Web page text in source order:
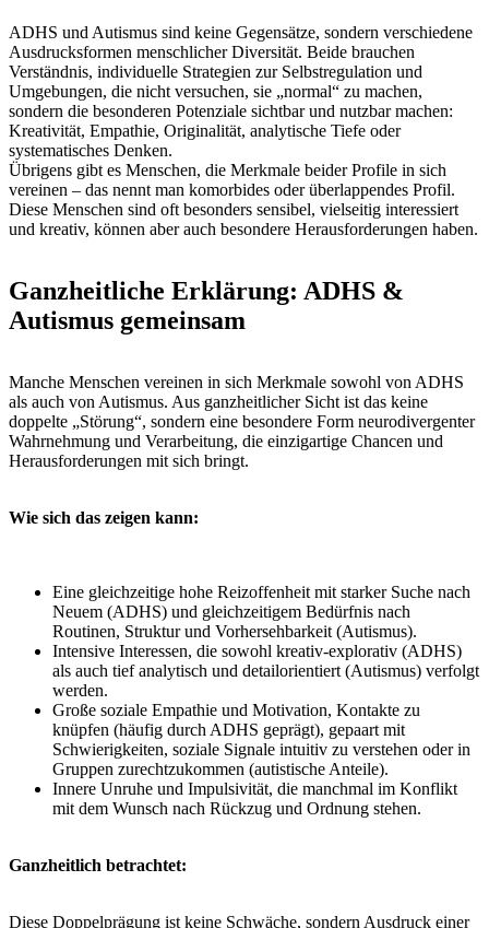
ADHS und Autismus sind keine Gegensätze, sondern verschiedene
Ausdrucksformen menschlicher Diversität. Beide brauchen
Verständnis, individuelle Strategien zur Selbstregulation und
Umgebungen, die nicht versuchen, sie „normal“ zu machen,
sondern die besonderen Potenziale sichtbar und nutzbar machen:
Kreativität, Empathie, Originalität, analytische Tiefe oder
systematisches Denken.
Übrigens gibt es Menschen, die Merkmale beider Profile in sich
vereinen – das nennt man komorbides oder überlappendes Profil.
Diese Menschen sind oft besonders sensibel, vielseitig interessiert
und kreativ, können aber auch besondere Herausforderungen haben.
Ganzheitliche Erklärung: ADHS &
Autismus gemeinsam
Manche Menschen vereinen in sich Merkmale sowohl von ADHS
als auch von Autismus. Aus ganzheitlicher Sicht ist das keine
doppelte „Störung“, sondern eine besondere Form neurodivergenter
Wahrnehmung und Verarbeitung, die einzigartige Chancen und
Herausforderungen mit sich bringt.
Wie sich das zeigen kann:
Eine gleichzeitige hohe Reizoffenheit mit starker Suche nach
Neuem (ADHS) und gleichzeitigem Bedürfnis nach
Routinen, Struktur und Vorhersehbarkeit (Autismus).
Intensive Interessen, die sowohl kreativ-explorativ (ADHS)
als auch tief analytisch und detailorientiert (Autismus) verfolgt
werden.
Große soziale Empathie und Motivation, Kontakte zu
knüpfen (häufig durch ADHS geprägt), gepaart mit
Schwierigkeiten, soziale Signale intuitiv zu verstehen oder in
Gruppen zurechtzukommen (autistische Anteile).
Innere Unruhe und Impulsivität, die manchmal im Konflikt
mit dem Wunsch nach Rückzug und Ordnung stehen.
Ganzheitlich betrachtet:
Diese Doppelprägung ist keine Schwäche, sondern Ausdruck einer